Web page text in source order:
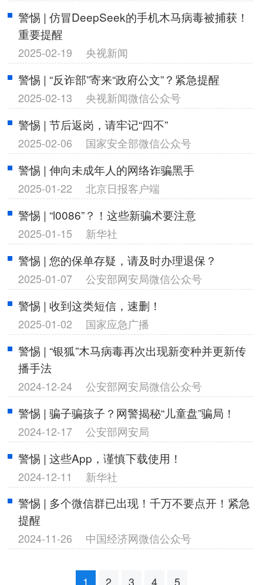
警惕 | 仿冒DeepSeek的手机木马病毒被捕获！
重要提醒
2025-02-19 央视新闻
警惕 | “反诈部”寄来“政府公文”？紧急提醒
2025-02-13 央视新闻微信公众号
警惕 | 节后返岗，请牢记“四不”
2025-02-06 国家安全部微信公众号
警惕 | 伸向未成年人的网络诈骗黑手
2025-01-22 北京日报客户端
警惕 | “l0086”？！这些新骗术要注意
2025-01-15 新华社
警惕 | 您的保单存疑，请及时办理退保？
2025-01-07 公安部网安局微信公众号
警惕 | 收到这类短信，速删！
2025-01-02 国家应急广播
警惕 | “银狐”木马病毒再次出现新变种并更新传
播手法
2024-12-24 公安部网安局微信公众号
警惕 | 骗子骗孩子？网警揭秘“儿童盘”骗局！
2024-12-17 公安部网安局
警惕 | 这些App，谨慎下载使用！
2024-12-11 新华社
警惕 | 多个微信群已出现！千万不要点开！紧急
提醒
2024-11-26 中国经济网微信公众号
1 2 3 4 5